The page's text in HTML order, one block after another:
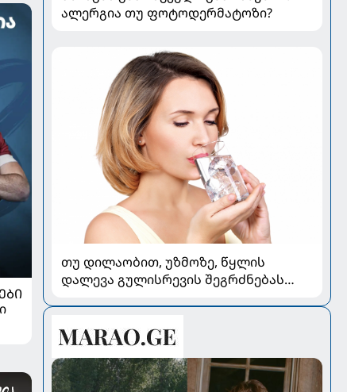
ალერგია თუ ფოტოდერმატოზი?
თუ დილაობით, უზმოზე, წყლის
დალევა გულისრევის შეგრძნებას